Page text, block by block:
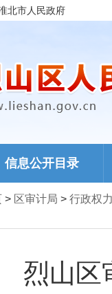
北市人民政府
信息公开目录
> 区审计局 > 行政权
烈山区